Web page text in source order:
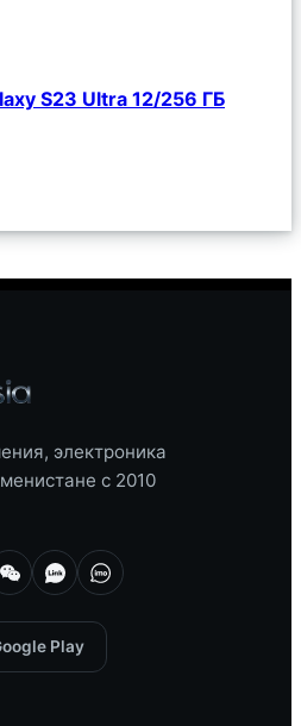
S23 Ultra 12/256 ГБ
электроника
с 2010
Play